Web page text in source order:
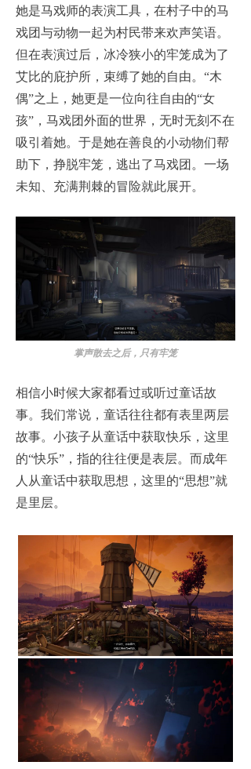
她是马戏师的表演工具，在村子中的马
戏团与动物一起为村民带来欢声笑语。
但在表演过后，冰冷狭小的牢笼成为了
艾比的庇护所，束缚了她的自由。“木
偶”之上，她更是一位向往自由的“女
孩”，马戏团外面的世界，无时无刻不在
吸引着她。于是她在善良的小动物们帮
助下，挣脱牢笼，逃出了马戏团。一场
未知、充满荆棘的冒险就此展开。
掌声散去之后，只有牢笼
相信小时候大家都看过或听过童话故
事。我们常说，童话往往都有表里两层
故事。小孩子从童话中获取快乐，这里
的“快乐”，指的往往便是表层。而成年
人从童话中获取思想，这里的“思想”就
是里层。